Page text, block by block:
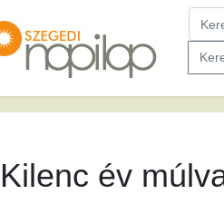
Kilenc év